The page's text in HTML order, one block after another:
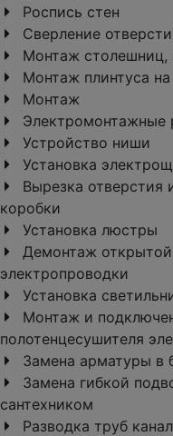
Роспись стен
Сверление
Монтаж столешниц,
Монтаж плинтуса на
Монтаж
Электромонтажные
Устройство ниши
Установка
Вырезка отверстия
коробки
Установка люстры
Демонтаж открытой
электропроводки
Установка
Монтаж и
полотенцесушителя
Замена арматуры в
Замена гибкой
сантехником
Разводка труб